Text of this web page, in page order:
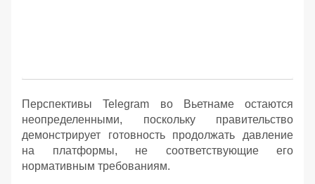
Перспективы Telegram во Вьетнаме остаются
неопределенными, поскольку правительство
демонстрирует готовность продолжать давление
на платформы, не соответствующие его
нормативным требованиям.